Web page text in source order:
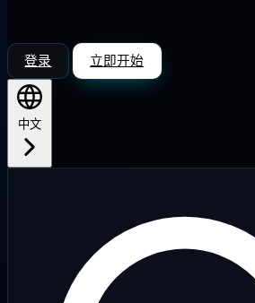
登录 立即开始
中文